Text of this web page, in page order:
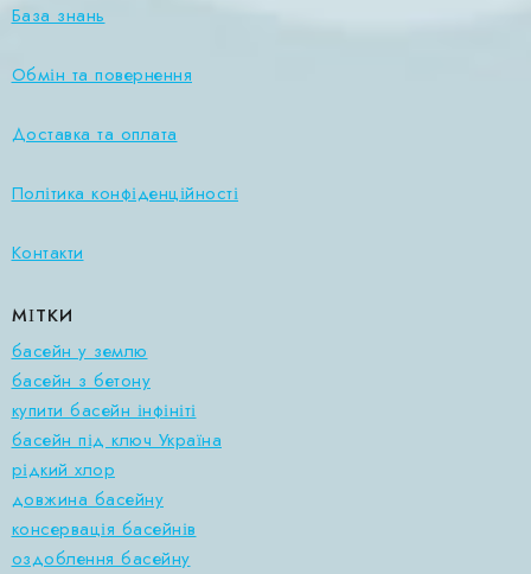
База знань
Обмін та повернення
Доставка та оплата
Політика конфіденційності
Контакти
МІТКИ
басейн у землю
басейн з бетону
купити басейн інфініті
басейн під ключ Україна
рідкий хлор
довжина басейну
консервація басейнів
оздоблення басейну